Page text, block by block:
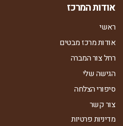
אודות המרכז
ראשי
אודות מרכז מבטים
רחל צור המברה
הגישה שלי
סיפורי הצלחה
צור קשר
מדיניות פרטיות